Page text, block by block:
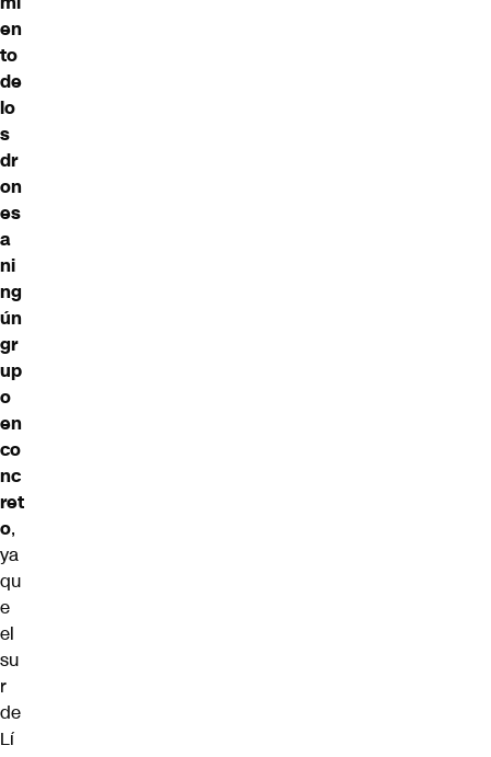
en
to
de
lo
s
dr
on
es
a
ni
ng
ún
gr
up
o
en
co
nc
ret
o,
ya
qu
e
el
su
r
de
Lí